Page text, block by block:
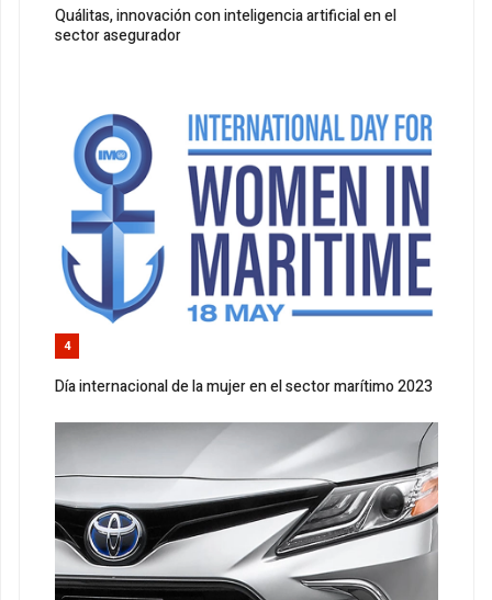
Quálitas, innovación con inteligencia artificial en el
sector asegurador
4
Día internacional de la mujer en el sector marítimo 2023